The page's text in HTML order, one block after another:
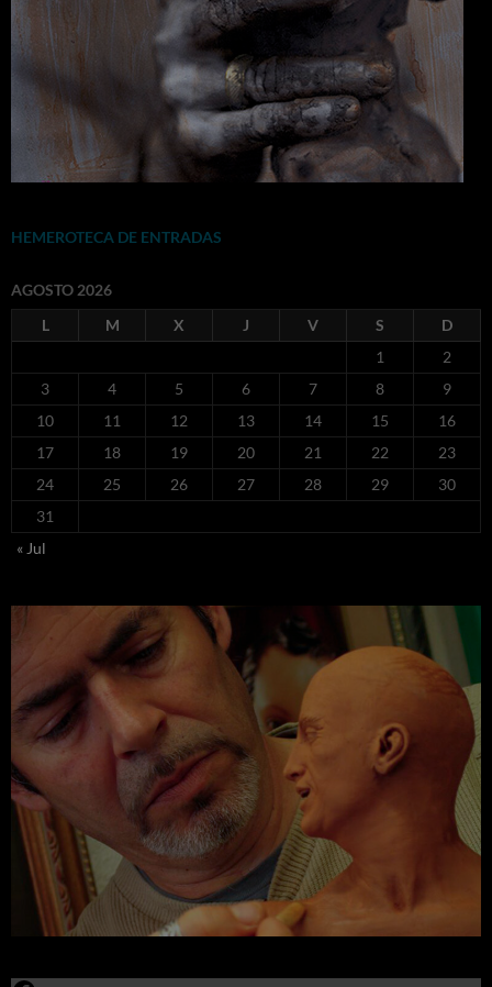
HEMEROTECA DE ENTRADAS
AGOSTO 2026
L
M X J V S
D
1
2
3
4 5 6 7 8
9
10
11 12 13 14 15
16
17
18 19 20 21 22
23
24
25 26 27 28 29
30
31
« Jul